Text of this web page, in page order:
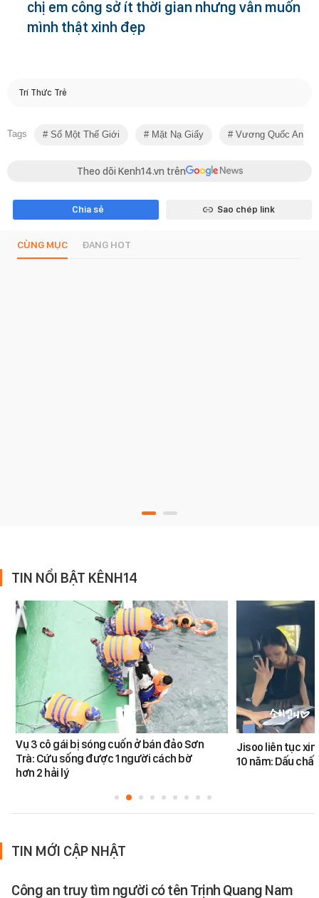
chị em công sở ít thời gian nhưng vẫn muốn
mình thật xinh đẹp
Trí Thức Trẻ
Tags Số Một Thế Giới Mặt Nạ Giấy Vương Quốc Anh
Theo dõi Kenh14.vn trên
Chia sẻ Sao chép link
CÙNG MỤC ĐANG HOT
TIN NỔI BẬT KÊNH14
Vụ 3 cô gái bị sóng cuốn ở bán đảo Sơn
Trà: Cứu sống được 1 người cách bờ
hơn 2 hải lý
Jisoo liên tục
10 năm: Dấu
TIN MỚI CẬP NHẬT
Công an truy tìm người có tên Trịnh Quang Nam